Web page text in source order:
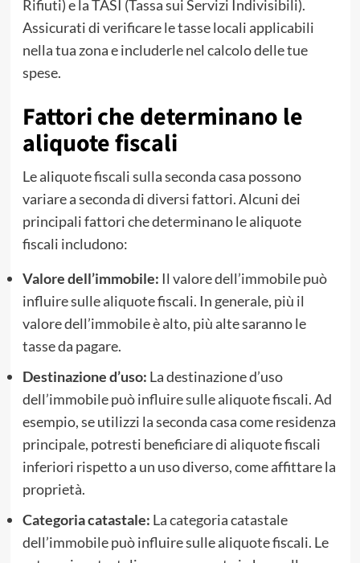
Rifiuti) e la TASI (Tassa sui Servizi Indivisibili).
Assicurati di verificare le tasse locali applicabili
nella tua zona e includerle nel calcolo delle tue
spese.
Fattori che determinano le
aliquote fiscali
Le aliquote fiscali sulla seconda casa possono
variare a seconda di diversi fattori. Alcuni dei
principali fattori che determinano le aliquote
fiscali includono:
Valore dell’immobile: Il valore dell’immobile può
influire sulle aliquote fiscali. In generale, più il
valore dell’immobile è alto, più alte saranno le
tasse da pagare.
Destinazione d’uso: La destinazione d’uso
dell’immobile può influire sulle aliquote fiscali. Ad
esempio, se utilizzi la seconda casa come residenza
principale, potresti beneficiare di aliquote fiscali
inferiori rispetto a un uso diverso, come affittare la
proprietà.
Categoria catastale: La categoria catastale
dell’immobile può influire sulle aliquote fiscali. Le